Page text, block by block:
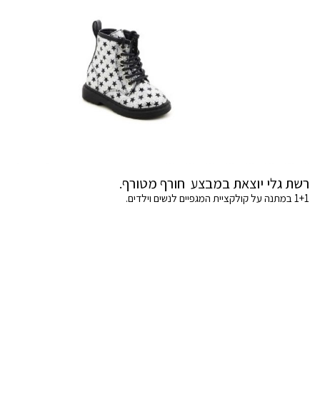
רשת גלי יוצאת במבצע חורף מטורף.
1+1 במתנה על קולקציית המגפיים לנשים וילדים.